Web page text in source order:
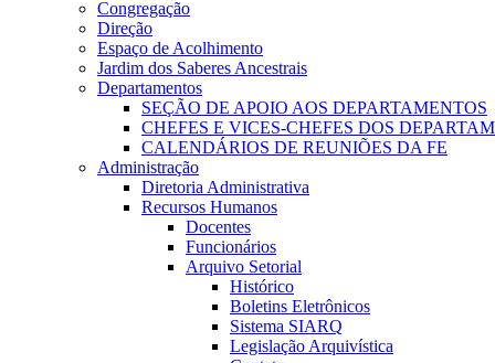
Congregação
Direção
Espaço de Acolhimento
Jardim dos Saberes Ancestrais
Departamentos
SEÇÃO DE APOIO AOS DEPARTAMENTOS
CHEFES E VICES-CHEFES DOS
CALENDÁRIOS DE REUNIÕES DA FE
Administração
Diretoria Administrativa
Recursos Humanos
Docentes
Funcionários
Arquivo Setorial
Histórico
Boletins Eletrônicos
Sistema SIARQ
Legislação Arquivística